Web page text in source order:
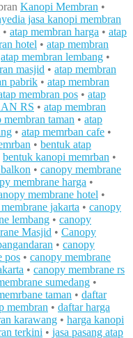
Kanopi Membran •
jasa kanopi membran
• atap membran harga • atap
hotel • atap membran
atap membran lembang •
masjid • atap membran
pabrik • atap membran
membran pos • atap
RS • atap membran
membran taman • atap
• atap memrban cafe •
• bentuk atap
bentuk kanopi memrban •
• canopy membrane
membrane harga •
membrane hotel •
jakarta • canopy
lembang • canopy
Masjid • Canopy
• canopy
pos • canopy membrane
• canopy membrane rs
sumedang •
taman • daftar
membran • daftar harga
karawang • harga kanopi
terkini • jasa pasang atap